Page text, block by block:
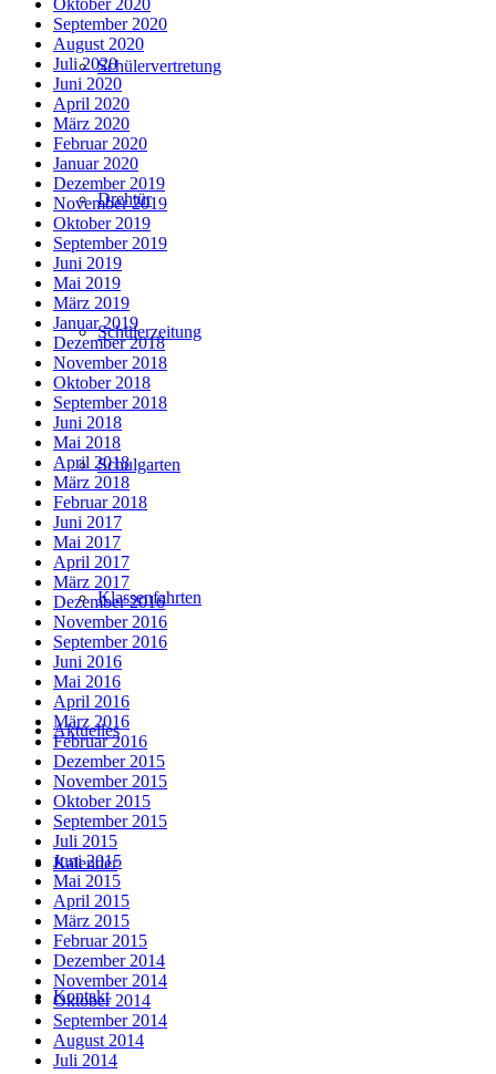
Schülervertretung
Drehtür
Schülerzeitung
Schulgarten
Klassenfahrten
Aktuelles
Kalender
Kontakt
Oktober 2020
September 2020
August 2020
Juli 2020
Juni 2020
April 2020
März 2020
Februar 2020
Januar 2020
Dezember 2019
November 2019
Oktober 2019
September 2019
Juni 2019
Mai 2019
März 2019
Januar 2019
Dezember 2018
November 2018
Oktober 2018
September 2018
Juni 2018
Mai 2018
April 2018
März 2018
Februar 2018
Juni 2017
Mai 2017
April 2017
März 2017
Dezember 2016
November 2016
September 2016
Juni 2016
Mai 2016
April 2016
März 2016
Februar 2016
Dezember 2015
November 2015
Oktober 2015
September 2015
Juli 2015
Juni 2015
Mai 2015
April 2015
März 2015
Februar 2015
Dezember 2014
November 2014
Oktober 2014
September 2014
August 2014
Juli 2014